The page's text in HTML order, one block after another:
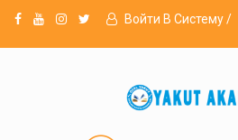
Войти В Систему /